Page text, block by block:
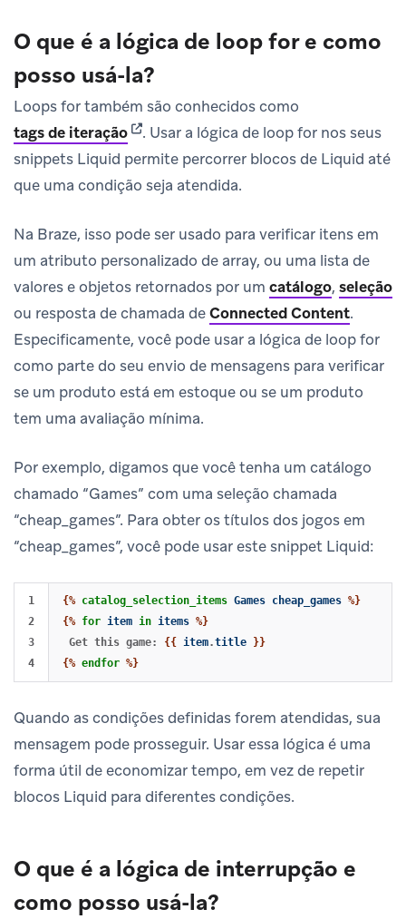
O que é a lógica de loop for e como
posso usá-la?
Loops for também são conhecidos como
tags de iteração(opens in new tab)
. Usar a lógica de loop for nos seus
snippets Liquid permite percorrer blocos de Liquid até
que uma condição seja atendida.
Na Braze, isso pode ser usado para verificar itens em
um atributo personalizado de array, ou uma lista de
valores e objetos retornados por um catálogo, seleção
ou resposta de chamada deConnected Content.
Especificamente, você pode usar a lógica de loop for
como parte do seu envio de mensagens para verificar
se um produto está em estoque ou se um produto
tem uma avaliação mínima.
Por exemplo, digamos que você tenha um catálogo
chamado “Games” com uma seleção chamada
“cheap_games”. Para obter os títulos dos jogos em
“cheap_games”, você pode usar este snippet Liquid:
1
2
3
{% catalog_selection_items Games cheap_games %}
{% for item in items %}
Get this game: {{ item.title
}}
{% endfor %}
Quando as condições definidas forem atendidas, sua
mensagem pode prosseguir. Usar essa lógica é uma
forma útil de economizar tempo, em vez de repetir
blocos Liquid para diferentes condições.
O que é a lógica de interrupção e
como posso usá-la?